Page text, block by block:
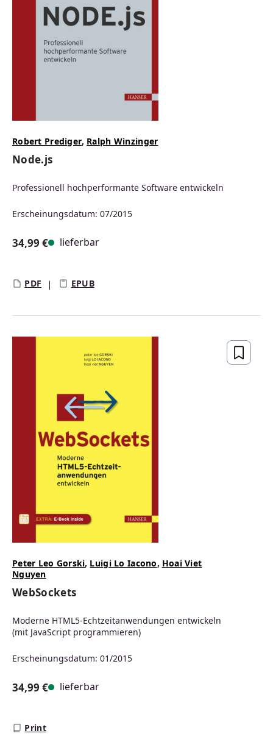
Robert Prediger, Ralph Winzinger
Node.js
Professionell hochperformante Software entwickeln
Erscheinungsdatum: 07/2015
34,99 € lieferbar
PDF EPUB
Peter Leo Gorski, Luigi Lo Iacono, Hoai Viet
Nguyen
WebSockets
Moderne HTML5-Echtzeitanwendungen entwickeln
(mit JavaScript programmieren)
Erscheinungsdatum: 01/2015
34,99 € lieferbar
Print